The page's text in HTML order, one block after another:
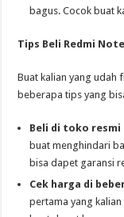
bagus. Cocok buat
Tips Beli Redmi
Buat kalian yang udah
beberapa tips yang
Beli di toko
buat menghindari
bisa dapet garansi
Cek harga di
pertama yang